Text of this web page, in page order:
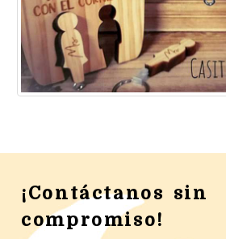
¡Contáctanos sin
compromiso!